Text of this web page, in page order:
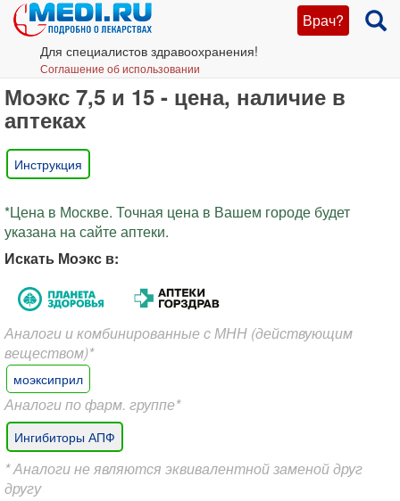
Врач?
Для специалистов здравоохранения!
Соглашение об использовании
Моэкс 7,5 и 15 - цена, наличие в
аптеках
Инструкция
*Цена в Москве. Точная цена в Вашем городе будет
указана на сайте аптеки.
Искать Моэкс в:
Аналоги и комбинированные с МНН (действующим
веществом)*
моэксиприл
Аналоги по фарм. группе*
Ингибиторы АПФ
* Аналоги не являются эквивалентной заменой друг
другу